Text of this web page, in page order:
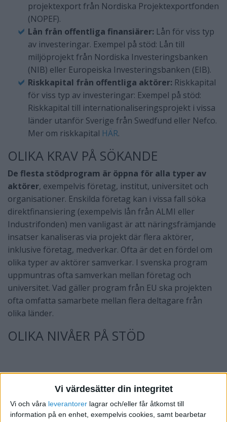
Vi värdesätter din integritet
Vi och våra leverantorer lagrar och/eller får åtkomst till
information på en enhet, exempelvis cookies, samt bearbetar
projektexport från Nordiska Projektexportfonden
(NOPEF).
Lån från offentliga finansiärer: Lån för viss typ
av investeringar. Exempel på stöd: Lån till
miljöprojekt från Nordiska Investeringsbanken
(NIB) eller Europeiska Investeringsbanken (EIB).
Riskkapital från offentliga aktörer: Riskkapital
för viss typ av investeringar: Exempel på stöd:
Riskkapital till internationaliseringsprojekt i vissa
länder utanför Sverige från Swedfund eller Nefco.
Mer om riskkapital HÄR.
OLIKA KRAV PÅ SÖKANDE
De flesta stödprogram är öppna för alla typer av
aktörer, exempelvis företag, institut, universitet och
organisationer. Enskilda företag kan i vissa fall söka
direktfinansiering (exempelvis lån från ALMI eller
Industrifonden) men vanligast är att näringsfrämjande
insatser kanaliseras via projekt där flera aktörer,
inklusive företag, medverkar. Ofta är det en fördel om
olika typer av aktörer samverkar. I svenska program
uppmuntras ofta samverkan mellan företag och
universitet. Vad gäller program från EU ska projekten
ofta omfatta samarbete mellan flera deltagare från
olika länder.
OLIKA NIVÅER PÅ STÖD